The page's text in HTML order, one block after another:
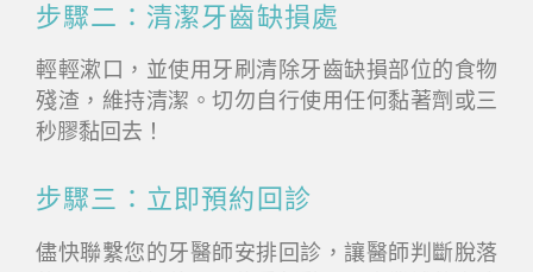
步驟二：清潔牙齒缺損處
輕輕漱口，並使用牙刷清除牙齒缺損部位的食物
殘渣，維持清潔。切勿自行使用任何黏著劑或三
秒膠黏回去！
步驟三：立即預約回診
儘快聯繫您的牙醫師安排回診，讓醫師判斷脫落